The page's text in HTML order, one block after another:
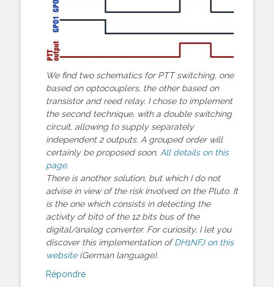
We find two schematics for PTT switching, one
based on optocouplers, the other based on
transistor and reed relay. I chose to implement
the second technique, with a double switching
circuit, allowing to supply separately
independent 2 outputs. A grouped order will
certainly be proposed soon. All details on this
page.
There is another solution, but which I do not
advise in view of the risk involved on the Pluto. It
is the one which consists in detecting the
activity of bit0 of the 12 bits bus of the
digital/analog converter. For curiosity, I let you
discover this implementation ofDH1NFJ on this
website(German language).
Répondre